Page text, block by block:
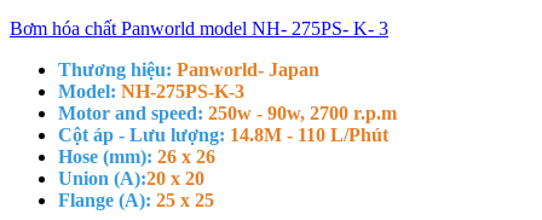
Bơm hóa chất Panworld model NH- 275PS- K- 3
Thương hiệu: Panworld- Japan
Model: NH-275PS-K-3
Motor and speed: 250w - 90w, 2700 r.p.m
Cột áp - Lưu lượng: 14.8M - 110 L/Phút
Hose (mm): 26 x 26
Union (A):20 x 20
Flange (A): 25 x 25